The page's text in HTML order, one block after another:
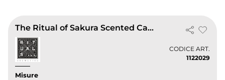
The Ritual of Sakura Scented Candle 290g
CODICE ART.
1122029
Misure